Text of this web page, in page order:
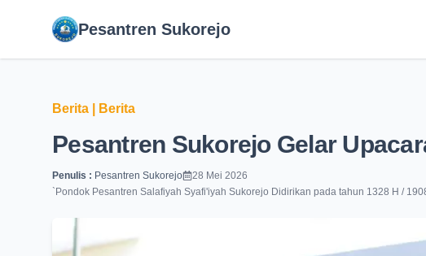
Pesantren Sukorejo
Pesantren Sukorejo
Berita Berita
Pesantren Sukorejo Gelar
Penulis : Pesantren Sukorejo
28 Mei 2026
` Pondok Pesantren Salafiyah Syafi'iyah Sukorejo Didirikan pada tahun 1328 H /